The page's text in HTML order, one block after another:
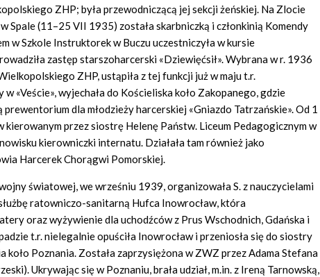
ZHP; była przewodniczącą jej sekcji żeńskiej. Na Zlocie
Spale (11–25 VII 1935) została skarbniczką i członkinią Komendy
w Szkole Instruktorek w Buczu uczestniczyła w kursie
zastęp starszoharcerski «Dziewięćsił». Wybrana w r. 1936
ZHP, ustąpiła z tej funkcji już w maju t.r.
«Veście», wyjechała do Kościeliska koło Zakopanego, gdzie
prewentorium dla młodzieży harcerskiej «Gniazdo Tatrzańskie». Od 1
kierowanym przez siostrę Helenę Państw. Liceum Pedagogicznym w
kierowniczki internatu. Działała tam również jako
Harcerek Chorągwi Pomorskiej.
światowej, we wrześniu 1939, organizowała S. z nauczycielami
ratowniczo-sanitarną Hufca Inowrocław, która
oraz wyżywienie dla uchodźców z Prus Wschodnich, Gdańska i
t.r. nielegalnie opuściła Inowrocław i przeniosła się do siostry
koło Poznania. Została zaprzysiężona w ZWZ przez Adama Stefana
Ukrywając się w Poznaniu, brała udział, m.in. z Ireną Tarnowską,